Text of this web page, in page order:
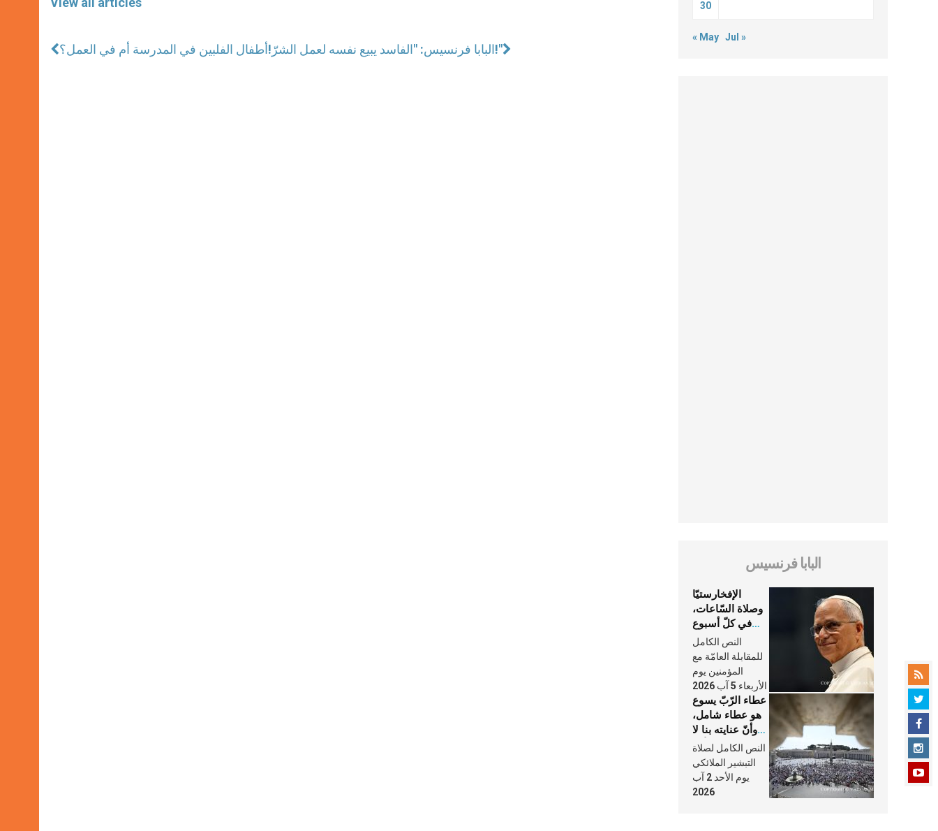
أطفال الفلبين في المدرسة أم في العمل؟! البابا فرنسيس: "الفاسد يبيع نفسه لعمل الشرّ!"
30
« May Jul »
البابا فرنسيس
الإفخارستيّا
وصلاة السّاعات،
في كلّ أسبوع
وكلّ يوم، هما
النَّفَس في حياة
الكنيسة
النص الكامل
للمقابلة العامّة مع
المؤمنين يوم
الأربعاء 5 آب 2026
عطاء الرّبّ يسوع
هو عطاء شامل،
وأنّ عنايته بنا لا
تغيب عنّا أبدًا
النص الكامل لصلاة
التبشير الملائكي
يوم الأحد 2 آب
2026